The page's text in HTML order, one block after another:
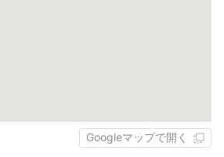
Googleマップで開く